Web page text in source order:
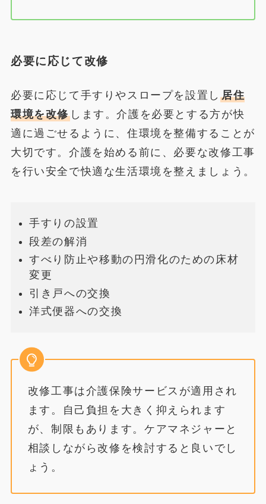
必要に応じて改修
必要に応じて手すりやスロープを設置し 居住
環境を改修します。介護を必要とする方が快
適に過ごせるように、住環境を整備することが
大切です。介護を始める前に、必要な改修工事
を行い安全で快適な生活環境を整えましょう。
手すりの設置
段差の解消
すべり防止や移動の円滑化のための床材
変更
引き戸への交換
洋式便器への交換
改修工事は介護保険サービスが適用され
ます。自己負担を大きく抑えられます
が、制限もあります。ケアマネジャーと
相談しながら改修を検討すると良いでし
ょう。